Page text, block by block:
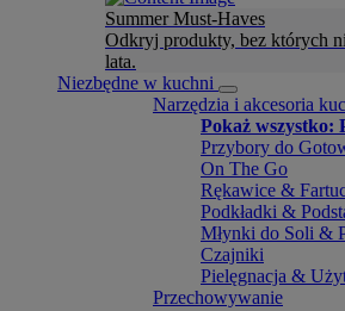
Summer Must-Haves
Odkryj produkty, bez których
lata.
Niezbędne w kuchni
Narzędzia i akcesoria
Pokaż wszystko:
Przybory do
On The Go
Rękawice &
Podkładki &
Młynki do Soli &
Czajniki
Pielęgnacja &
Przechowywanie